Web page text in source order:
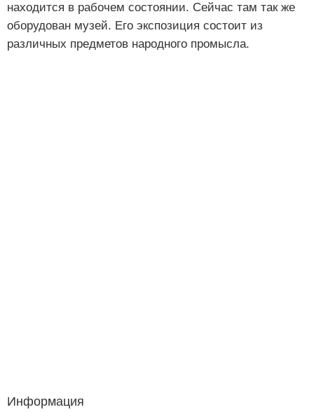
находится в рабочем состоянии. Сейчас там так же
оборудован музей. Его экспозиция состоит из
различных предметов народного промысла.
Информация